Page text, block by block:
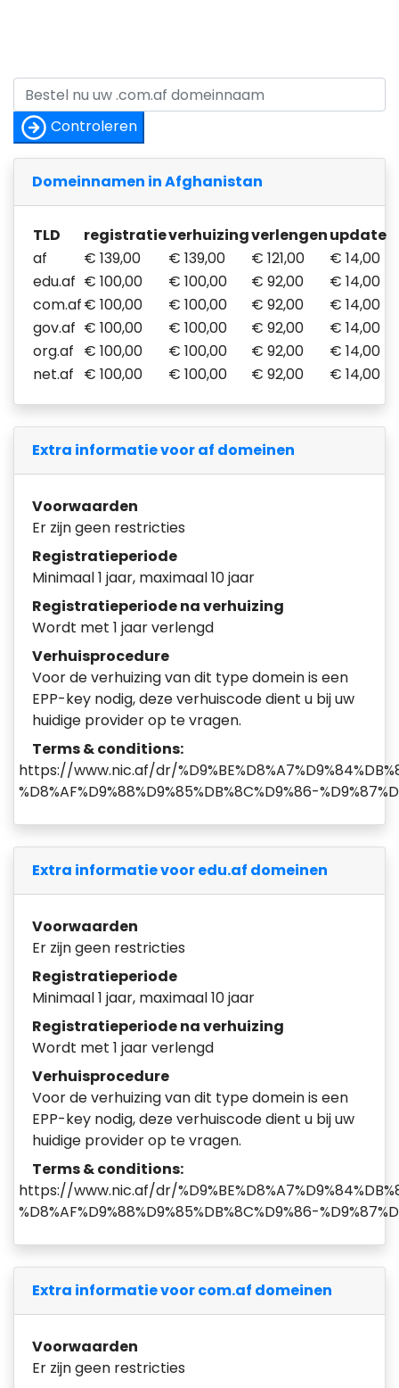
Controleren
Domeinnamen in Afghanistan
TLD registratieverhuizingverlengenupdate
af
€ 139,00 € 139,00 € 121,00
€ 14,00
edu.af € 100,00 € 100,00 € 92,00
€ 14,00
com.af€ 100,00 € 100,00 € 92,00
€ 14,00
gov.af € 100,00 € 100,00 € 92,00
€ 14,00
org.af € 100,00 € 100,00 € 92,00
€ 14,00
net.af € 100,00 € 100,00 € 92,00 € 14,00
Extra informatie voor af domeinen
Voorwaarden
Er zijn geen restricties
Registratieperiode
Minimaal 1 jaar, maximaal 10 jaar
Registratieperiode na verhuizing
Wordt met 1 jaar verlengd
Verhuisprocedure
Voor de verhuizing van dit type domein is een
EPP-key nodig, deze verhuiscode dient u bij uw
huidige provider op te vragen.
Terms & conditions:
https://www.nic.af/dr/
%D8%AF%D9%88%D9%85%DB%8C%D9%86-
Extra informatie voor edu.af domeinen
Voorwaarden
Er zijn geen restricties
Registratieperiode
Minimaal 1 jaar, maximaal 10 jaar
Registratieperiode na verhuizing
Wordt met 1 jaar verlengd
Verhuisprocedure
Voor de verhuizing van dit type domein is een
EPP-key nodig, deze verhuiscode dient u bij uw
huidige provider op te vragen.
Terms & conditions:
https://www.nic.af/dr/
%D8%AF%D9%88%D9%85%DB%8C%D9%86-
Extra informatie voor com.af domeinen
Voorwaarden
Er zijn geen restricties